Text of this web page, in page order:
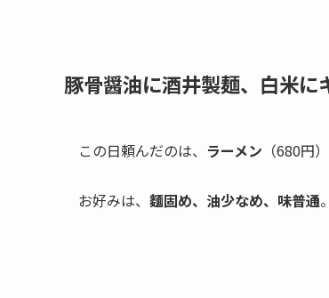
豚骨醤油に酒井製麺、白米
この日頼んだのは、 ラーメン （680円
お好みは、 麵固め、油少なめ、味普通